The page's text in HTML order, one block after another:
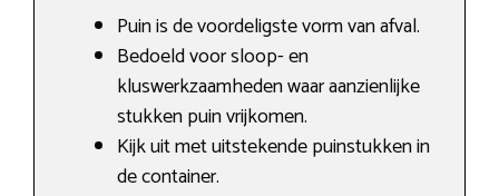
Puin is de voordeligste vorm van afval.
Bedoeld voor sloop- en
kluswerkzaamheden waar aanzienlijke
stukken puin vrijkomen.
Kijk uit met uitstekende puinstukken in
de container.